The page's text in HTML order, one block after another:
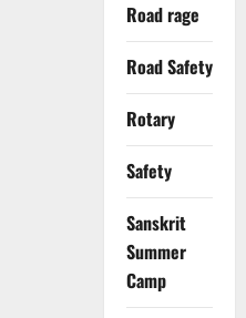
Road rage
Road Safety
Rotary
Safety
Sanskrit
Summer
Camp